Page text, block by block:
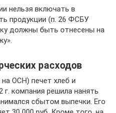
нельзя включать в
продукции (п. 26 ФСБУ
должны быть отнесены на
расходов
ОСН) печет хлеб и
г. компания решила нанять
сбытом выпечки. Его